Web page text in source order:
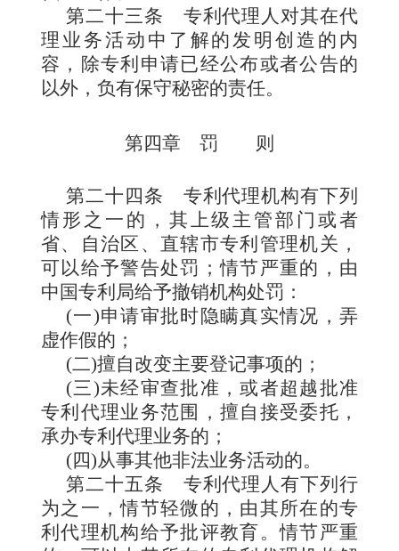
第二十三条 专利代理人对其在代
理业务活动中了解的发明创造的内
容，除专利申请已经公布或者公告的
以外，负有保守秘密的责任。
第四章 罚 则
第二十四条 专利代理机构有下列
情形之一的，其上级主管部门或者
省、自治区、直辖市专利管理机关，
可以给予警告处罚；情节严重的，由
中国专利局给予撤销机构处罚：
(一)申请审批时隐瞒真实情况，弄
虚作假的；
(二)擅自改变主要登记事项的；
(三)未经审查批准，或者超越批准
专利代理业务范围，擅自接受委托，
承办专利代理业务的；
(四)从事其他非法业务活动的。
第二十五条 专利代理人有下列行
为之一，情节轻微的，由其所在的专
利代理机构给予批评教育。情节严重